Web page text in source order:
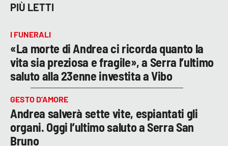
PIÙ LETTI
I FUNERALI
«La morte di Andrea ci ricorda quanto la
vita sia preziosa e fragile», a Serra l’ultimo
saluto alla 23enne investita a Vibo
GESTO D’AMORE
Andrea salverà sette vite, espiantati gli
organi. Oggi l’ultimo saluto a Serra San
Bruno